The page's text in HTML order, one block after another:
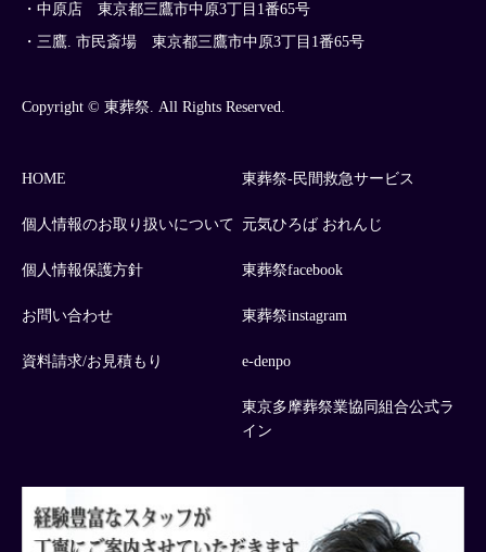
・中原店 東京都三鷹市中原3丁目1番65号
・三鷹. 市民斎場 東京都三鷹市中原3丁目1番65号
Copyright © 東葬祭. All Rights Reserved.
HOME
個人情報のお取り扱いについて
個人情報保護方針
お問い合わせ
資料請求/お見積もり
東葬祭-民間救急サービス
元気ひろば おれんじ
東葬祭facebook
東葬祭instagram
e-denpo
東京多摩葬祭業協同組合公式ラ
イン